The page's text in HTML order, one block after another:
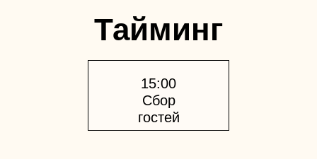
Тайминг
15:00
Сбор
гостей